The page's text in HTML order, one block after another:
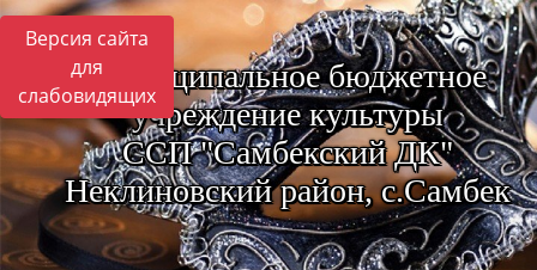
Версия сайта
для
слабовидящих
Муниципальное бюджетное
учреждение культуры
ССП "Самбекский ДК"
Неклиновский район, с.Самбек